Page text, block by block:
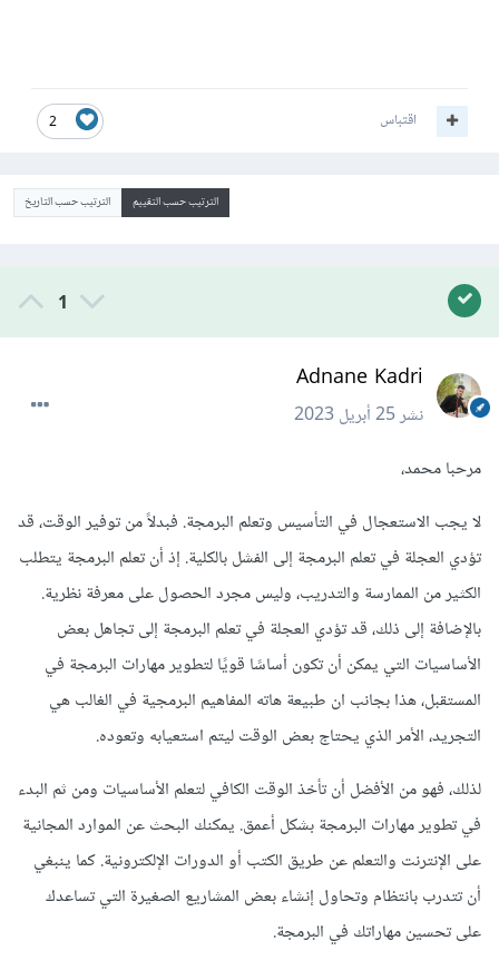
2 اقتباس
الترتيب حسب التقييم الترتيب حسب التاريخ
1
Adnane Kadri
نشر25 أبريل 2023
مرحبا محمد،
لا يجب الاستعجال في التأسيس وتعلم البرمجة. فبدلاً من توفير الوقت، قد
تؤدي العجلة في تعلم البرمجة إلى الفشل بالكلية. إذ أن تعلم البرمجة يتطلب
الكثير من الممارسة والتدريب، وليس مجرد الحصول على معرفة نظرية.
بالإضافة إلى ذلك، قد تؤدي العجلة في تعلم البرمجة إلى تجاهل بعض
الأساسيات التي يمكن أن تكون أساسًا قويًا لتطوير مهارات البرمجة في
المستقبل، هذا بجانب ان طبيعة هاته المفاهيم البرمجية في الغالب هي
التجريد، الأمر الذي يحتاج بعض الوقت ليتم استعيابه وتعوده.
لذلك، فهو من الأفضل أن تأخذ الوقت الكافي لتعلم الأساسيات ومن ثم البدء
في تطوير مهارات البرمجة بشكل أعمق. يمكنك البحث عن الموارد المجانية
على الإنترنت والتعلم عن طريق الكتب أو الدورات الإلكترونية. كما ينبغي
أن تتدرب بانتظام وتحاول إنشاء بعض المشاريع الصغيرة التي تساعدك
على تحسين مهاراتك في البرمجة.